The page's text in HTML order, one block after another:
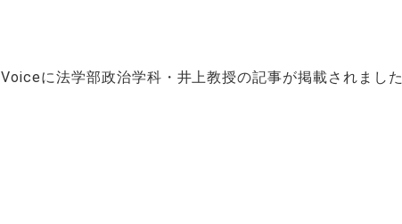
Voiceに法学部政治学科・井上教授の記事が掲載されました